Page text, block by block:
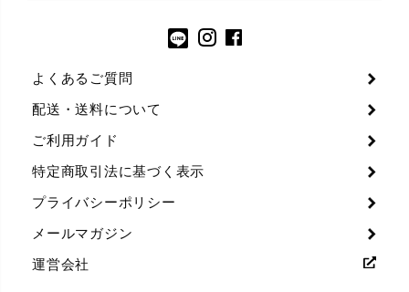
よくあるご質問
配送・送料について
ご利用ガイド
特定商取引法に基づく表示
プライバシーポリシー
メールマガジン
運営会社